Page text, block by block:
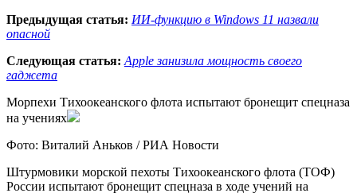
Предыдущая статья: ИИ-функцию в Windows 11 назвали
опасной
Следующая статья: Apple занизила мощность своего
гаджета
Морпехи Тихоокеанского флота испытают бронещит спецназа
на учениях
Фото: Виталий Аньков / РИА Новости
Штурмовики морской пехоты Тихоокеанского флота (ТОФ)
России испытают бронещит спецназа в ходе учений на